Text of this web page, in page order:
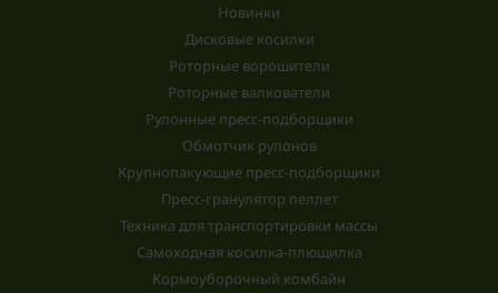
Новинки
Дисковые косилки
Роторные ворошители
Роторные валкователи
Рулонные пресс-подборщики
Обмотчик рулонов
Крупнопакующие пресс-подборщики
Пресс-гранулятор пеллет
Техника для транспортировки массы
Самоходная косилка-плющилка
Кормоуборочный комбайн